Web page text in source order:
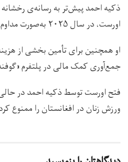
ذکیه احمد پیش‌تر به رسانه‌ی
اورست، در سال ۲۰۲۵ به‌صورت مداوم تمرین کرده است.
او همچنین برای تأمین بخشی از
جمع‌آوری کمک مالی در پلتفرم
فتح اورست توسط ذکیه احمد در
ورزش زنان در افغانستان را ممنوع